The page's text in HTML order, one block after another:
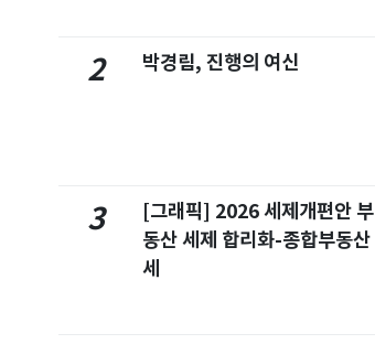
2 박경림, 진행의 여신
3
[그래픽] 2026 세제개편안 부
동산 세제 합리화-종합부동산
세